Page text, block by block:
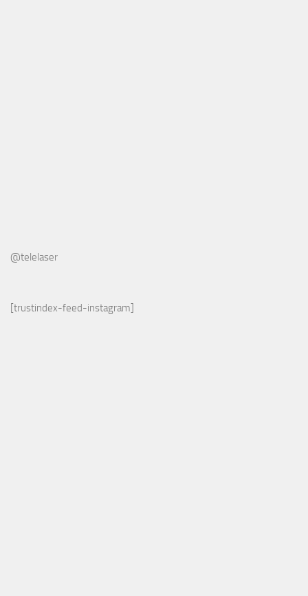
@telelaser
[trustindex-feed-instagram]